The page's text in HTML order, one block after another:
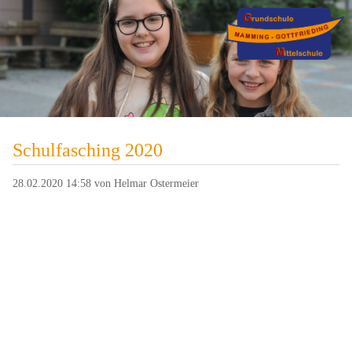
Schulfasching 2020
28.02.2020 14:58 von Helmar Ostermeier